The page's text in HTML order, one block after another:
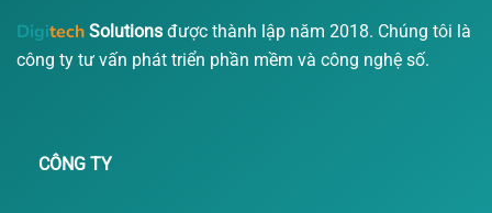
Digitech Solutions được thành lập năm 2018. Chúng tôi là
công ty tư vấn phát triển phần mềm và công nghệ số.
CÔNG TY